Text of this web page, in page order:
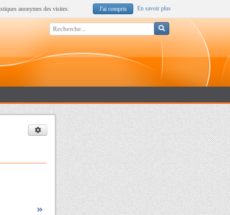
anonymes des visites. J'ai compris En savoir plus
Rechercher